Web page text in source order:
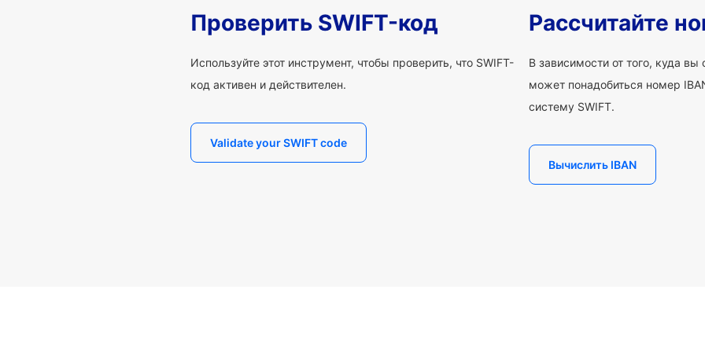
Проверить SWIFT-код
Используйте этот инструмент, чтобы проверить, что SWIFT-
код активен и действителен.
Validate your SWIFT code
Рассчитайте
В зависимости от того, куда вы
может понадобиться номер
систему SWIFT.
Вычислить IBAN